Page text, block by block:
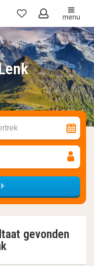
Mijn
favorieten
menu
gevonden